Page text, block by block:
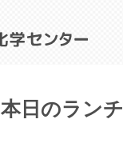
本日のランチ